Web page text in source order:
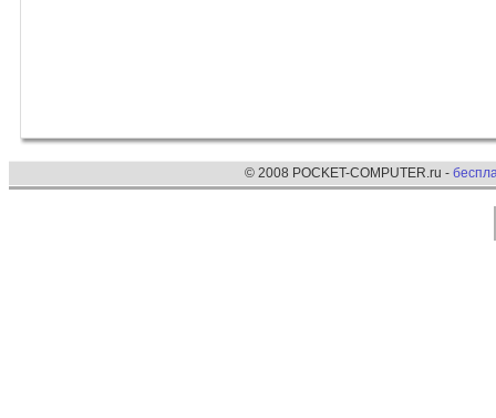
© 2008 POCKET-COMPUTER.ru -